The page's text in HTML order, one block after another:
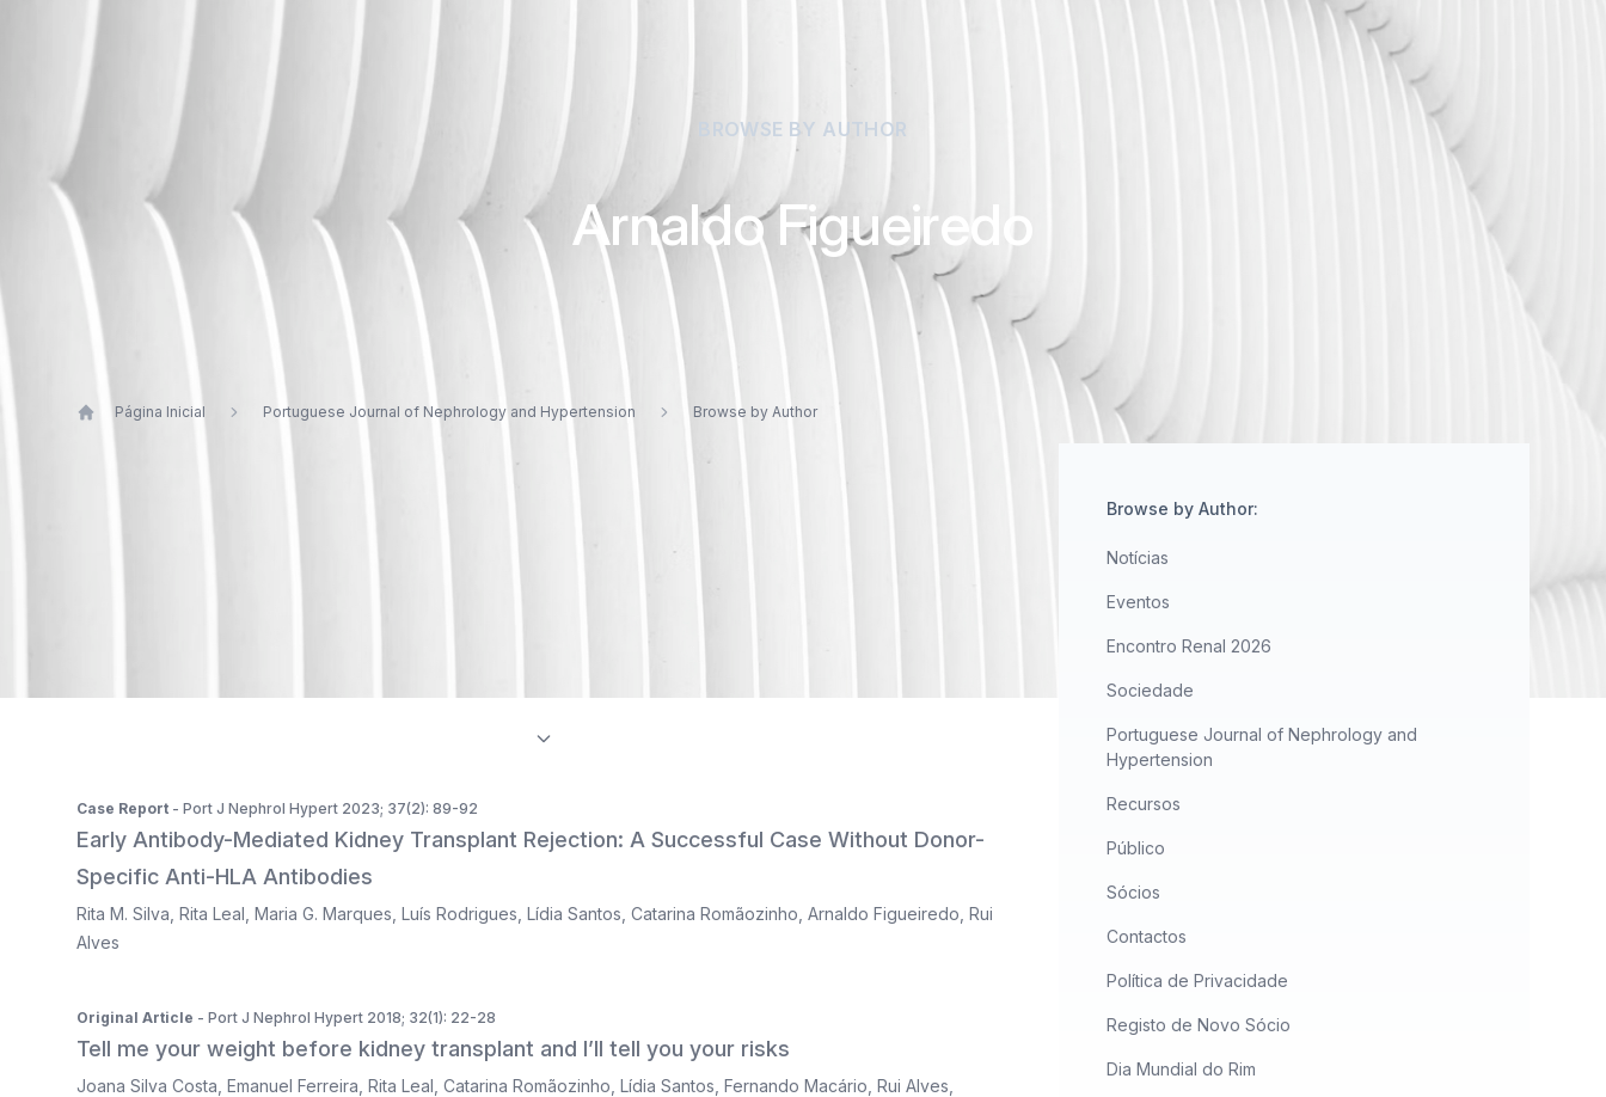
BROWSE BY AUTHOR
Arnaldo Figueiredo
Página Inicial Portuguese Journal of Nephrology and Hypertension Browse by Author
Publications by Arnaldo Figueiredo
Case Report - Port J Nephrol Hypert 2023; 37(2): 89-92
Early Antibody-Mediated Kidney Transplant Rejection: A Successful Case Without Donor-
Specific Anti-HLA Antibodies
Rita M. Silva Rita Leal Maria G. Marques Luís Rodrigues Lídia Santos Catarina Romãozinho Arnaldo Figueiredo Rui
Alves
Original Article - Port J Nephrol Hypert 2018; 32(1): 22-28
Tell me your weight before kidney transplant and I’ll tell you your risks
Joana Silva Costa Emanuel Ferreira Rita Leal Catarina Romãozinho Lídia Santos Fernando Macário Rui Alves
Browse by Author:
Notícias
Eventos
Encontro Renal 2026
Sociedade
Portuguese Journal of Nephrology and
Hypertension
Recursos
Público
Sócios
Contactos
Política de Privacidade
Registo de Novo Sócio
Dia Mundial do Rim